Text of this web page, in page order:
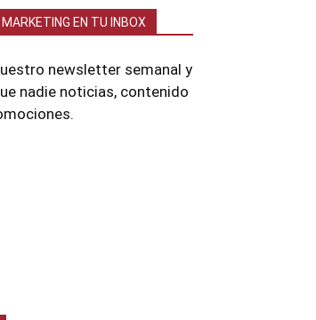
MARKETING EN TU INBOX
newsletter semanal y
nadie noticias, contenido